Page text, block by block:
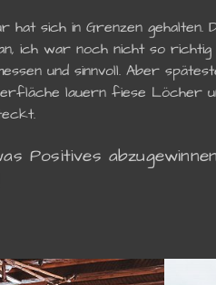
hat sich in Grenzen
ich war noch nicht so richtig
und sinnvoll. Aber
lauern fiese Löcher
Positives